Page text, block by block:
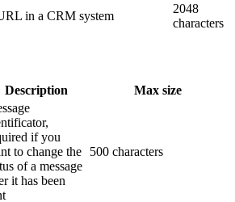
in a CRM system
2048
characters
Description Max size
if you
to change the
of a message
it has been
500 characters